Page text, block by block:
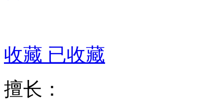
收藏 已收藏
擅长：